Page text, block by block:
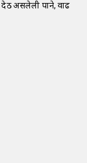
असलेली पाने, वाढ